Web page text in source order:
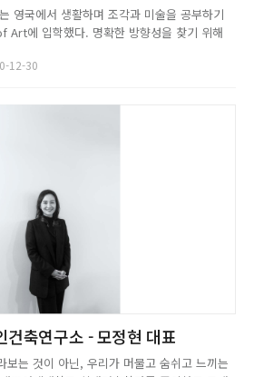
영국에서 생활하며 조각과 미술을 공부하기
에 입학했다. 명확한 방향성을 찾기 위해
, 이는 도전적이고 흥분되는 일이라고 느꼈
12-30
축연구소 - 모정현 대표
보는 것이 아닌, 우리가 머물고 숨쉬고 느끼는